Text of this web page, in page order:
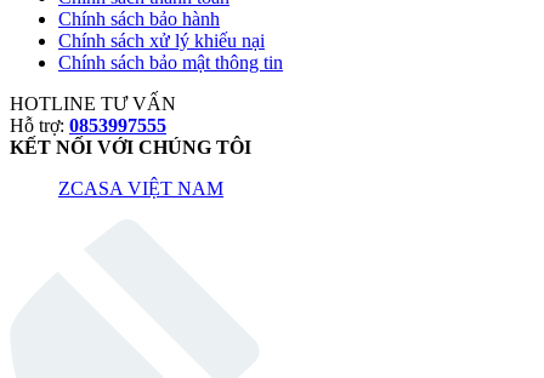
Chính sách bảo hành
Chính sách xử lý khiếu nại
Chính sách bảo mật thông tin
HOTLINE TƯ VẤN
Hỗ trợ: 0853997555
KẾT NỐI VỚI CHÚNG TÔI
ZCASA VIỆT NAM